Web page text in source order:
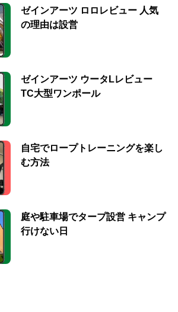
ゼインアーツ ロロレビュー 人気
の理由は設営
ゼインアーツ ウータLレビュー
TC大型ワンポール
自宅でロープトレーニングを楽し
む方法
庭や駐車場でタープ設営 キャンプ
行けない日